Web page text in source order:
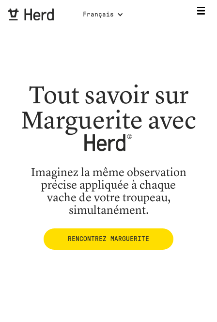
Français
Tout savoir sur
Marguerite avec
Imaginez la même observation
précise appliquée à chaque
vache de votre troupeau,
simultanément.
RENCONTREZ MARGUERITE